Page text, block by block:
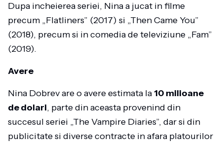
Dupa incheierea seriei, Nina a jucat in filme
precum „Flatliners” (2017) si „Then Came You”
(2018), precum si in comedia de televiziune „Fam”
(2019).
Avere
Nina Dobrev are o avere estimata la 10 milioane
de dolari, parte din aceasta provenind din
succesul seriei „The Vampire Diaries”, dar si din
publicitate si diverse contracte in afara platourilor